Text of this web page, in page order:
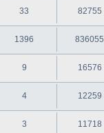
33 82755
1396 836055
9 16576
4 12259
3 11718